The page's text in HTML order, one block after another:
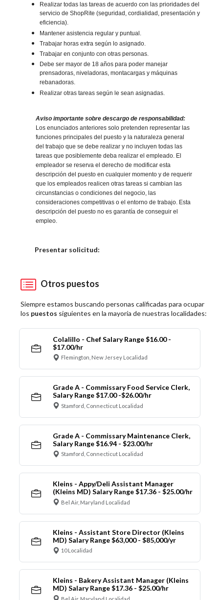
Realizar todas las tareas de acuerdo con las prioridades del
servicio de ShopRite (seguridad, cordialidad, presentación y
eficiencia).
Mantener asistencia regular y puntual.
Trabajar horas extra según lo asignado.
Trabajar en conjunto con otras personas.
Debe ser mayor de 18 años para poder manejar
prensadoras, niveladoras, montacargas y máquinas
rebanadoras.
Realizar otras tareas según le sean asignadas.
Aviso importante sobre descargo de responsabilidad:
Los enunciados anteriores solo pretenden representar las
funciones principales del puesto y la naturaleza general
del trabajo que se debe realizar y no incluyen todas las
tareas que posiblemente deba realizar el empleado. El
empleador se reserva el derecho de modificar esta
descripción del puesto en cualquier momento y de requerir
que los empleados realicen otras tareas si cambian las
circunstancias o condiciones del negocio, las
consideraciones competitivas o el entorno de trabajo. Esta
descripción del puesto no es garantía de conseguir el
empleo.
Presentar solicitud:
Otros puestos
Siempre estamos buscando personas calificadas para ocupar
los puestos siguientes en la mayoría de nuestras localidades:
Colalillo - Chef Salary Range $16.00 -
$17.00/hr
Flemington, New Jersey Localidad
Grade A - Commissary Food Service Clerk,
Salary Range $17.00 -$26.00/hr
Stamford, Connecticut Localidad
Grade A - Commissary Maintenance Clerk,
Salary Range $16.94 - $23.00/hr
Stamford, Connecticut Localidad
Kleins - Appy/Deli Assistant Manager
(Kleins MD) Salary Range $17.36 - $25.00/hr
Bel Air, Maryland Localidad
Kleins - Assistant Store Director (Kleins
MD) Salary Range $63,000 - $85,000/yr
10 Localidad
Kleins - Bakery Assistant Manager (Kleins
MD) Salary Range $17.36 - $25.00/hr